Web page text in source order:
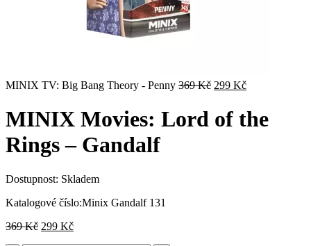
MINIX TV: Big Bang Theory - Penny 369Kč Původní
byla:
369 Kč.
299 KčAktuální
je:
299 Kč.
MINIX Movies: Lord of the
Rings – Gandalf
Dostupnost: Skladem
Katalogové číslo:Minix Gandalf 131
369Kč Původní
299 KčAktuální